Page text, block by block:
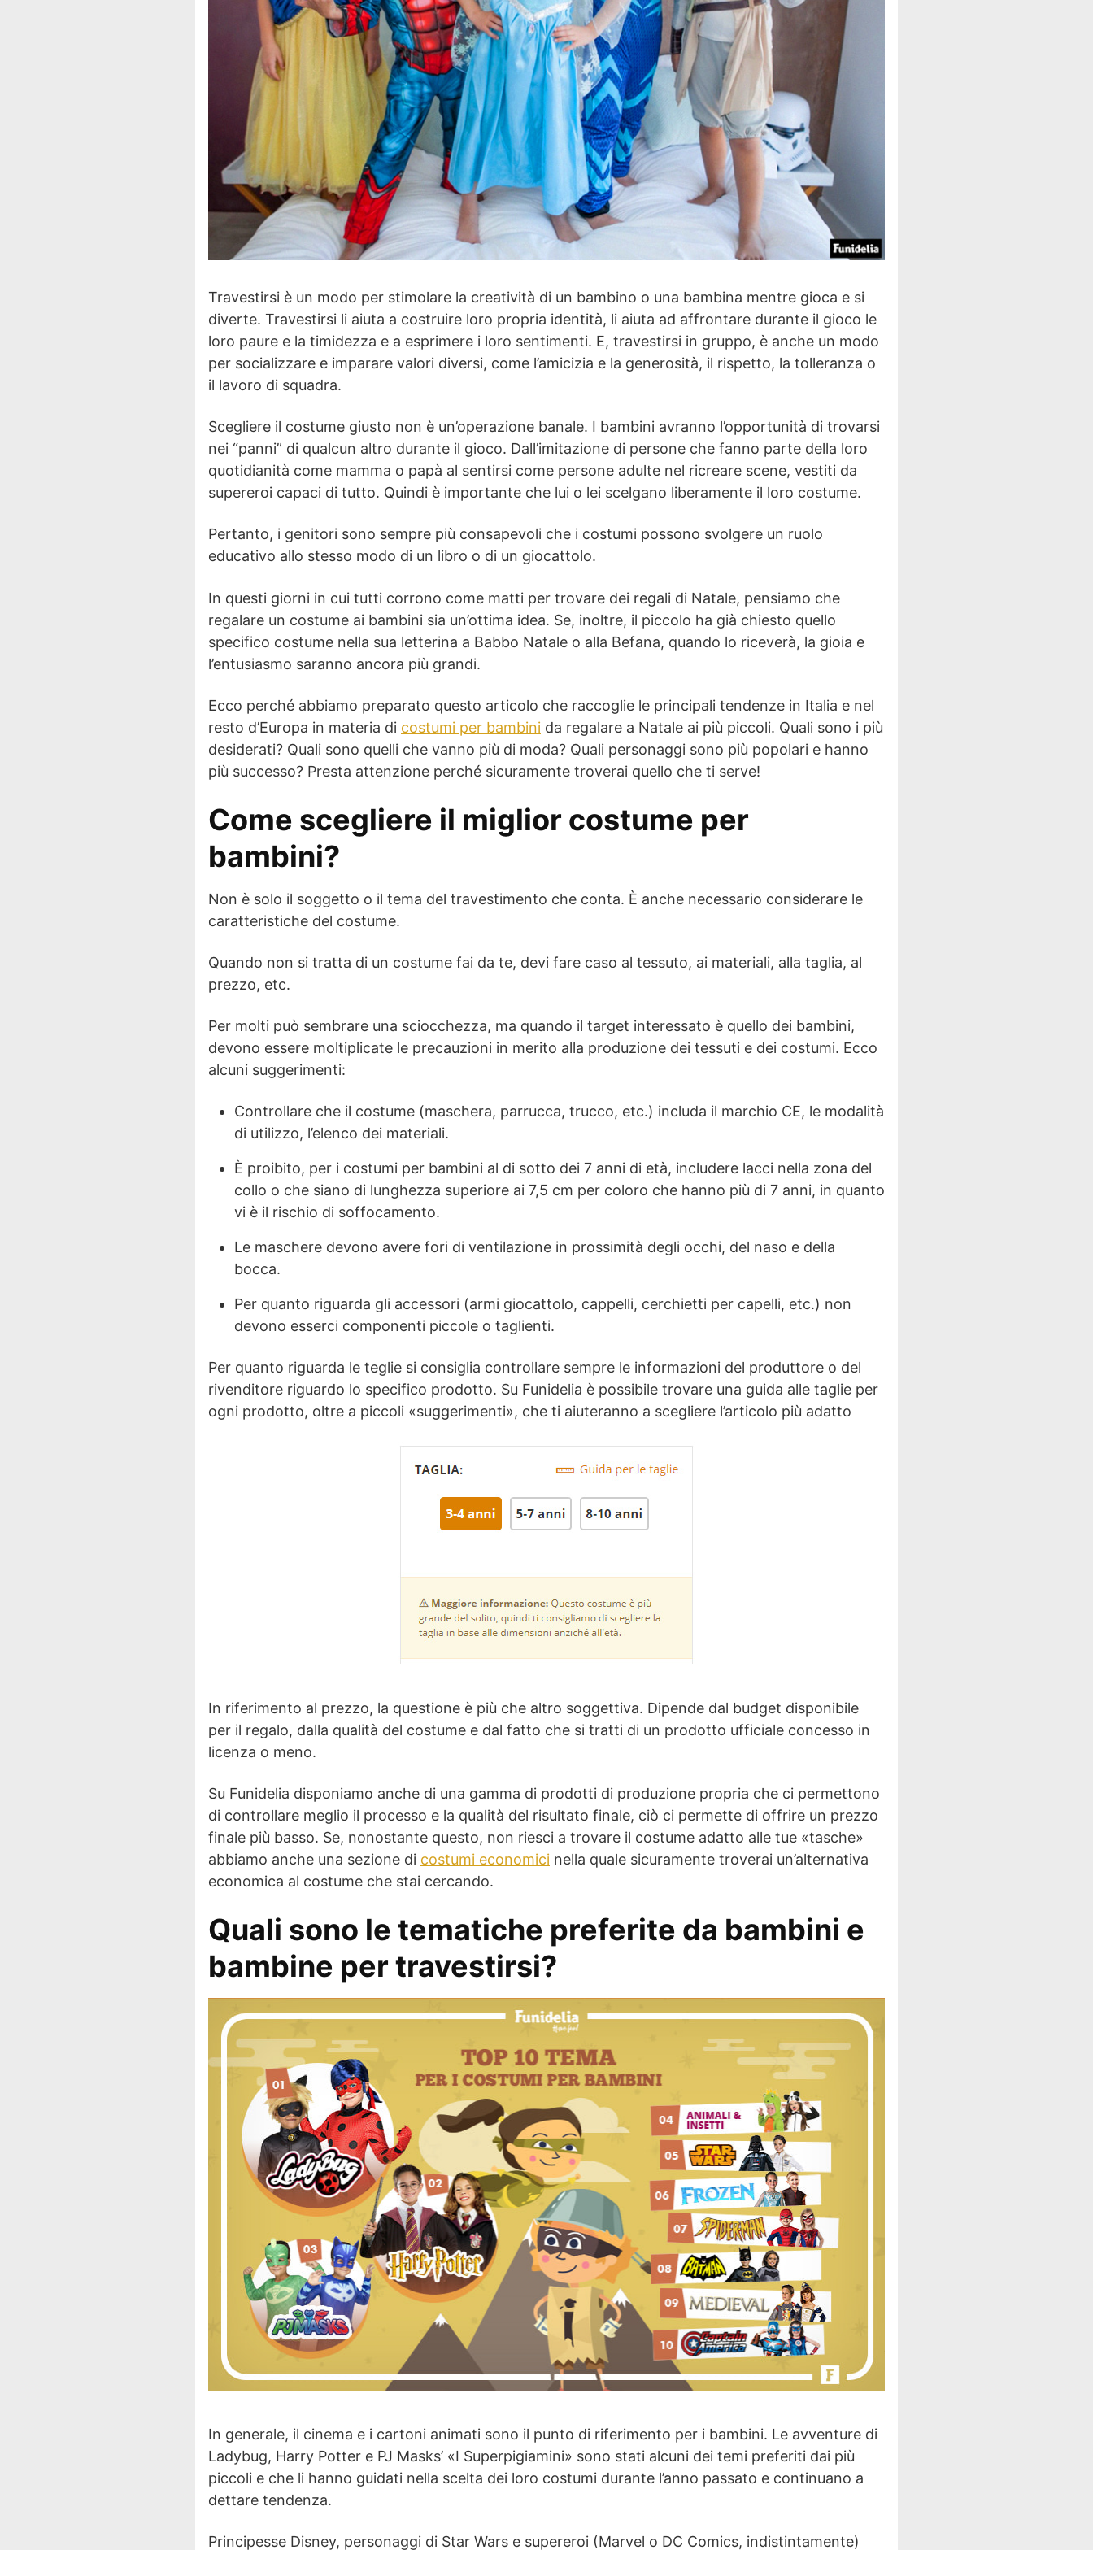
Travestirsi è un modo per stimolare la creatività di un bambino o una bambina mentre gioca e si
diverte. Travestirsi li aiuta a costruire loro propria identità, li aiuta ad affrontare durante il gioco le
loro paure e la timidezza e a esprimere i loro sentimenti. E, travestirsi in gruppo, è anche un modo
per socializzare e imparare valori diversi, come l’amicizia e la generosità, il rispetto, la tolleranza o
il lavoro di squadra.
Scegliere il costume giusto non è un’operazione banale. I bambini avranno l’opportunità di trovarsi
nei “panni” di qualcun altro durante il gioco. Dall’imitazione di persone che fanno parte della loro
quotidianità come mamma o papà al sentirsi come persone adulte nel ricreare scene, vestiti da
supereroi capaci di tutto. Quindi è importante che lui o lei scelgano liberamente il loro costume.
Pertanto, i genitori sono sempre più consapevoli che i costumi possono svolgere un ruolo
educativo allo stesso modo di un libro o di un giocattolo.
In questi giorni in cui tutti corrono come matti per trovare dei regali di Natale, pensiamo che
regalare un costume ai bambini sia un’ottima idea. Se, inoltre, il piccolo ha già chiesto quello
specifico costume nella sua letterina a Babbo Natale o alla Befana, quando lo riceverà, la gioia e
l’entusiasmo saranno ancora più grandi.
Ecco perché abbiamo preparato questo articolo che raccoglie le principali tendenze in Italia e nel
resto d’Europa in materia di costumi per bambini da regalare a Natale ai più piccoli. Quali sono i più
desiderati? Quali sono quelli che vanno più di moda? Quali personaggi sono più popolari e hanno
più successo? Presta attenzione perché sicuramente troverai quello che ti serve!
Come scegliere il miglior costume per
bambini?
Non è solo il soggetto o il tema del travestimento che conta. È anche necessario considerare le
caratteristiche del costume.
Quando non si tratta di un costume fai da te, devi fare caso al tessuto, ai materiali, alla taglia, al
prezzo, etc.
Per molti può sembrare una sciocchezza, ma quando il target interessato è quello dei bambini,
devono essere moltiplicate le precauzioni in merito alla produzione dei tessuti e dei costumi. Ecco
alcuni suggerimenti:
Controllare che il costume (maschera, parrucca, trucco, etc.) includa il marchio CE, le modalità
di utilizzo, l’elenco dei materiali.
È proibito, per i costumi per bambini al di sotto dei 7 anni di età, includere lacci nella zona del
collo o che siano di lunghezza superiore ai 7,5 cm per coloro che hanno più di 7 anni, in quanto
vi è il rischio di soffocamento.
Le maschere devono avere fori di ventilazione in prossimità degli occhi, del naso e della
bocca.
Per quanto riguarda gli accessori (armi giocattolo, cappelli, cerchietti per capelli, etc.) non
devono esserci componenti piccole o taglienti.
Per quanto riguarda le teglie si consiglia controllare sempre le informazioni del produttore o del
rivenditore riguardo lo specifico prodotto. Su Funidelia è possibile trovare una guida alle taglie per
ogni prodotto, oltre a piccoli «suggerimenti», che ti aiuteranno a scegliere l’articolo più adatto
In riferimento al prezzo, la questione è più che altro soggettiva. Dipende dal budget disponibile
per il regalo, dalla qualità del costume e dal fatto che si tratti di un prodotto ufficiale concesso in
licenza o meno.
Su Funidelia disponiamo anche di una gamma di prodotti di produzione propria che ci permettono
di controllare meglio il processo e la qualità del risultato finale, ciò ci permette di offrire un prezzo
finale più basso. Se, nonostante questo, non riesci a trovare il costume adatto alle tue «tasche»
abbiamo anche una sezione di costumi economici nella quale sicuramente troverai un’alternativa
economica al costume che stai cercando.
Quali sono le tematiche preferite da bambini e
bambine per travestirsi?
In generale, il cinema e i cartoni animati sono il punto di riferimento per i bambini. Le avventure di
Ladybug, Harry Potter e PJ Masks’ «I Superpigiamini» sono stati alcuni dei temi preferiti dai più
piccoli e che li hanno guidati nella scelta dei loro costumi durante l’anno passato e continuano a
dettare tendenza.
Principesse Disney, personaggi di Star Wars e supereroi (Marvel o DC Comics, indistintamente)